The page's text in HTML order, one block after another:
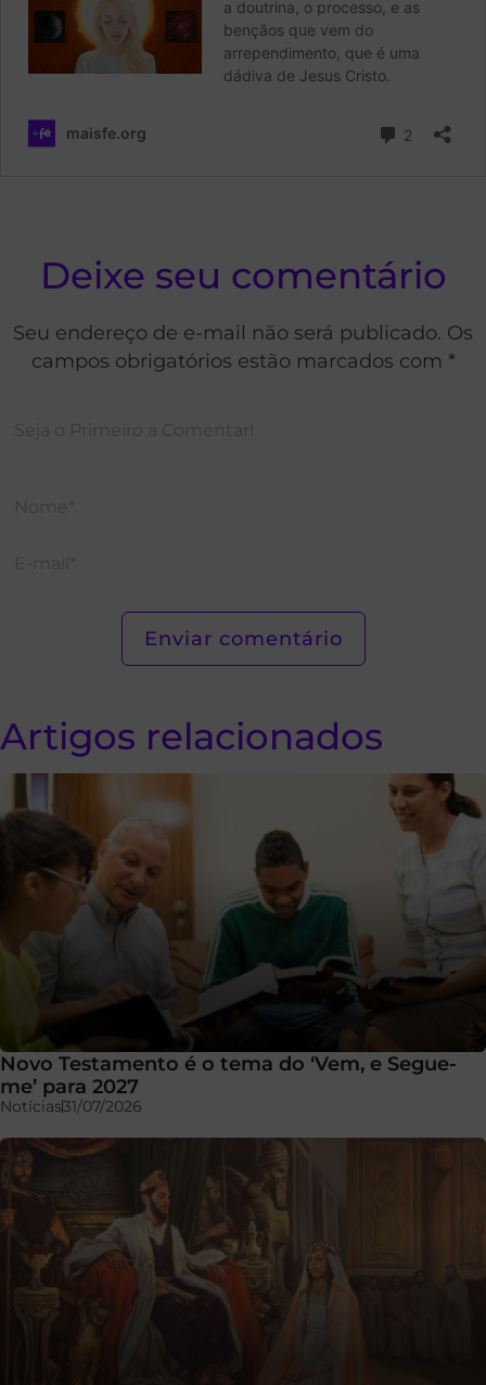
Deixe seu comentário
Seu endereço de e-mail não será publicado. Os
campos obrigatórios estão marcados com *
Artigos relacionados
Novo Testamento é o tema do ‘Vem, e Segue-
me’ para 2027
Notícias31/07/2026